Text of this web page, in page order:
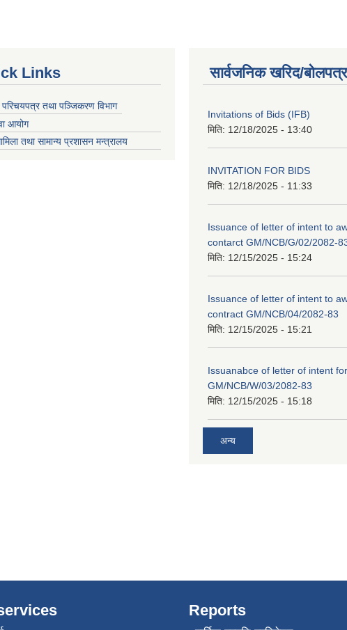
Links
परिचयपत्र तथा पञ्जिकरण विभाग
आयोग
तथा सामान्य प्रशासन मन्त्रालय
सार्वजनिक खरिद/
Invitations of Bids (IFB)
मिति: 12/18/2025 - 13:40
INVITATION FOR BIDS
मिति: 12/18/2025 - 11:33
Issuance of letter of intent to
contarct GM/NCB/G/02/2082-
मिति: 12/15/2025 - 15:24
Issuance of letter of intent to
contract GM/NCB/04/2082-83
मिति: 12/15/2025 - 15:21
Issuanabce of letter of intent
GM/NCB/W/03/2082-83
मिति: 12/15/2025 - 15:18
अन्य
Reports